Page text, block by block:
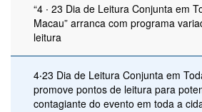
“4 ∙ 23 Dia de Leitura Conjunta em
Macau” arranca com programa
leitura
4‧23 Dia de Leitura Conjunta em
promove pontos de leitura para
contagiante do evento em toda a